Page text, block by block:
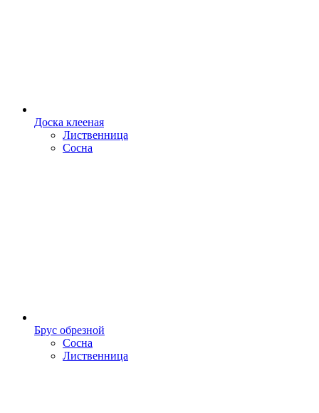
Доска клееная
Лиственница
Сосна
Брус обрезной
Сосна
Лиственница